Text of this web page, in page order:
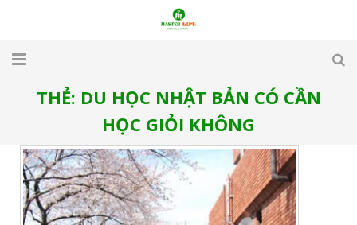
TRANG CHỦ
DU LỊCH
DU HỌC
THẺ: DU HỌC NHẬT BẢN CÓ CẦN
HỌC GIỎI KHÔNG